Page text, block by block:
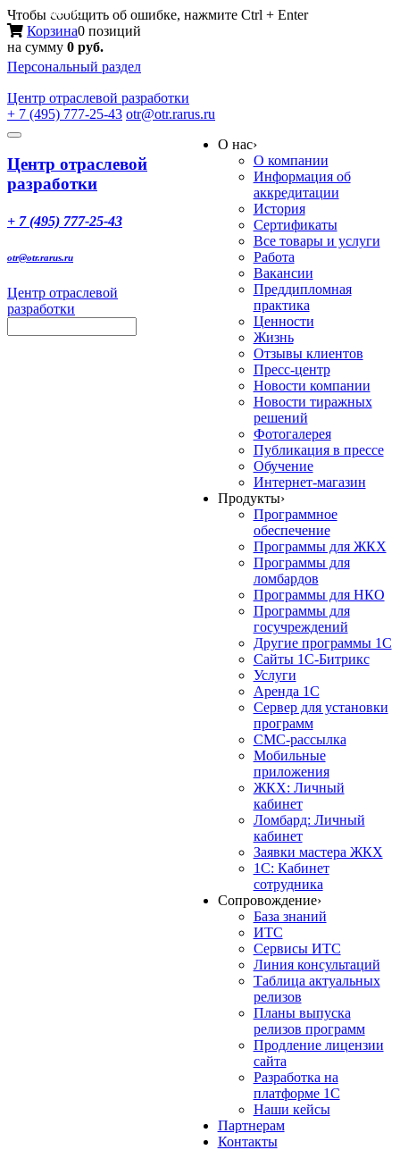
Чтобы сообщить об ошибке, нажмите Ctrl + Enter
Корзина0 позиций
на сумму 0 руб.
Персональный раздел
Центр отраслевой разработки
+ 7 (495) 777-25-43 otr@otr.rarus.ru
Toggle
Меню
Центр отраслевой
разработки
+ 7 (495) 777-25-43
otr@otr.rarus.ru
Центр отраслевой
разработки
О нас›
О компании
Информация об
аккредитации
История
Сертификаты
Все товары и услуги
Работа
Вакансии
Преддипломная
практика
Ценности
Жизнь
Отзывы клиентов
Пресс-центр
Новости компании
Новости тиражных
решений
Фотогалерея
Публикация в прессе
Обучение
Интернет-магазин
Продукты›
Программное
обеспечение
Программы для ЖКХ
Программы для
ломбардов
Программы для НКО
Программы для
госучреждений
Другие программы 1С
Сайты 1С-Битрикс
Услуги
Аренда 1С
Сервер для установки
программ
СМС-рассылка
Мобильные
приложения
ЖКХ: Личный
кабинет
Ломбард: Личный
кабинет
Заявки мастера ЖКХ
1С: Кабинет
сотрудника
Сопровождение›
База знаний
ИТС
Сервисы ИТС
Линия консультаций
Таблица актуальных
релизов
Планы выпуска
релизов программ
Продление лицензии
сайта
Разработка на
платформе 1С
Наши кейсы
Партнерам
Контакты